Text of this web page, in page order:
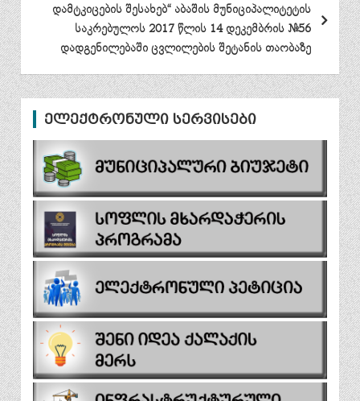
დამტკიცების შესახებ“ აბაშის მუნიციპალიტეტის
საკრებულოს 2017 წლის 14 დეკემბრის №56
დადგენილებაში ცვლილების შეტანის თაობაზე
ელექტრონული სერვისები